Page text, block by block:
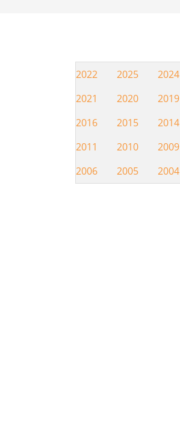
Hemeroteca
2022 2025 2024
2021
2020 2019
2016
2015 2014
2011
2010 2009
2006
2005 2004